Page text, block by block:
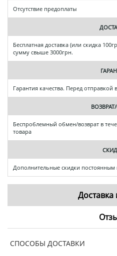
Отсутствие предоплаты
Бесплатная доставка (или скидка
сумму свыше 3000грн.
Гарантия качества. Перед
Беспроблемный обмен/возврат в
товара
Дополнительные скидки постоянным
Доставка
СПОСОБЫ ДОСТАВКИ